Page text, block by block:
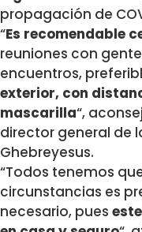
propagación de
“Es recomendable
reuniones con
encuentros,
exterior, con
mascarilla“,
director general de
Ghebreyesus.
“Todos tenemos
circunstancias es
necesario, pues